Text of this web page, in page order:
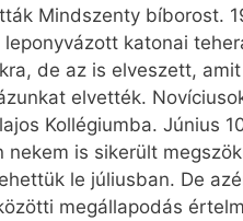
Mindszenty bíborost.
leponyvázott katonai
de az is elveszett,
elvették.
Kollégiumba. Június
nekem is sikerült
le júliusban. De
megállapodás